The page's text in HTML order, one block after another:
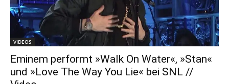
VIDEOS
Eminem performt »Walk On Water«, »Stan«
und »Love The Way You Lie« bei SNL //